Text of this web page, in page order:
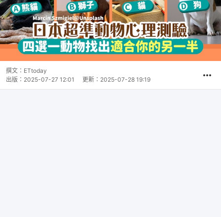
撰文： ETtoday
出版： 2025-07-27 12:01 更新： 2025-07-28 19:19